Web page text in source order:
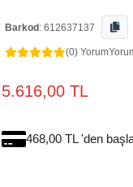
Barkod : 612637137
(0) Yorum
5.616,00 TL
468,00 TL 'den